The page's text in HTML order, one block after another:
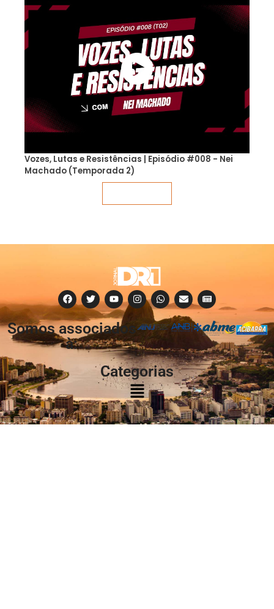
Vozes, Lutas e Resistências | Episódio #008 - Nei
Machado (Temporada 2)
Somos associados
à:
Categorias